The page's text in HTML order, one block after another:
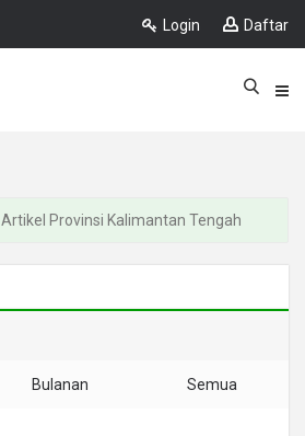
Login Daftar
Artikel Provinsi Kalimantan Tengah
Bulanan Semua